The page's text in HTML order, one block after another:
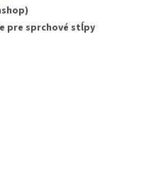
pre sprchové stĺpy